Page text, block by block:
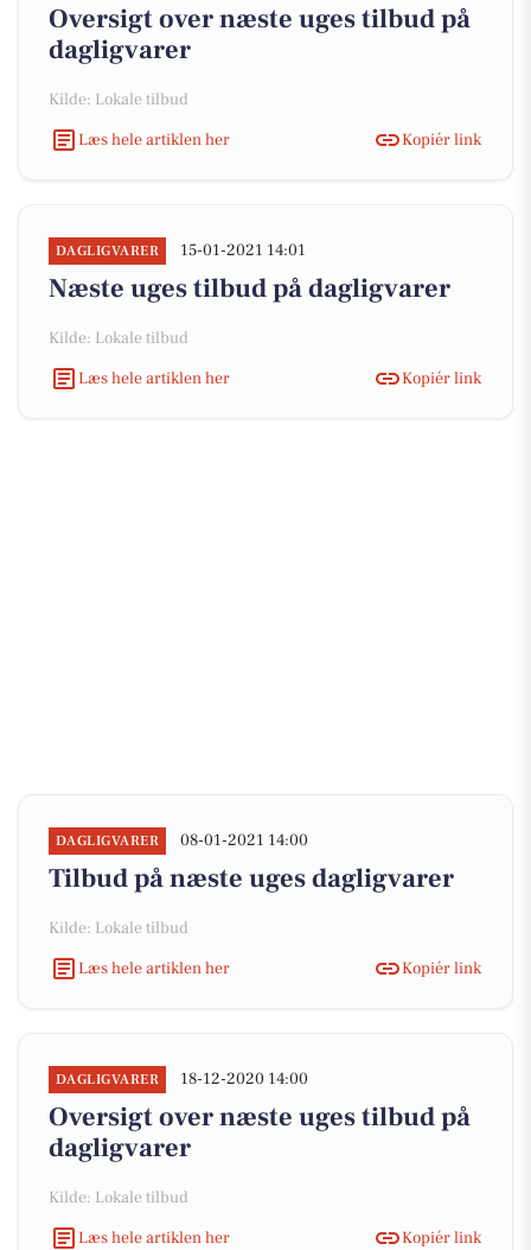
Oversigt over næste uges tilbud på
dagligvarer
Kilde: Lokale tilbud
Læs hele artiklen her
Kopiér link
DAGLIGVARER 15-01-2021 14:01
Næste uges tilbud på dagligvarer
Kilde: Lokale tilbud
Læs hele artiklen her
Kopiér link
DAGLIGVARER 08-01-2021 14:00
Tilbud på næste uges dagligvarer
Kilde: Lokale tilbud
Læs hele artiklen her
Kopiér link
DAGLIGVARER 18-12-2020 14:00
Oversigt over næste uges tilbud på
dagligvarer
Kilde: Lokale tilbud
Læs hele artiklen her
Kopiér link